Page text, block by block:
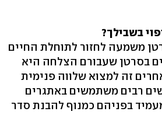
בשבילך?
משמעה לחזור לתוחלת החיים
בסרטן שעבורם הצלחה היא
זה למצוא שלווה פנימית
רבים משתמשים באתגרים
בפניהם כמנוף להבנת סדר